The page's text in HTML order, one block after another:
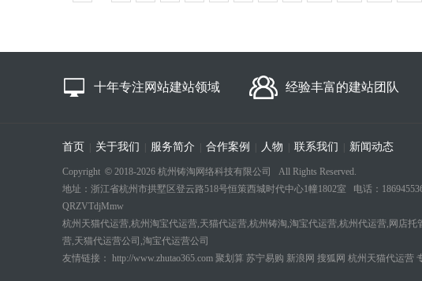
十年专注网站建站领域 经验丰富的建站团队
首页 关于我们 服务简介 合作案例 人物 联系我们 新闻动态
Copyright © 2018-2026 杭州铸淘网络科技有限公司 All Rights Reserved.
地址：浙江省杭州市拱墅区登云路518号恒策西城时代中心1幢1802室 电话：
QRZVTdjMmw
杭州天猫代运营,杭州淘宝代运营,天猫代运营,杭州铸淘,淘宝代运营,杭州代运营,网店
营,天猫代运营公司,淘宝代运营公司
友情链接： http://www.zhutao365.com 聚划算 苏宁易购 新浪网 搜狐网 杭州天猫代运营